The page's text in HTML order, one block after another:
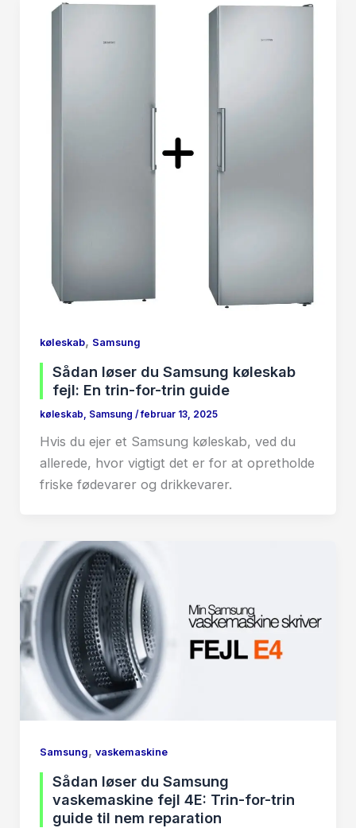
køleskab, Samsung
Sådan løser du Samsung køleskab
fejl: En trin-for-trin guide
køleskab, Samsung /februar 13, 2025
Hvis du ejer et Samsung køleskab, ved du
allerede, hvor vigtigt det er for at opretholde
friske fødevarer og drikkevarer.
Samsung, vaskemaskine
Sådan løser du Samsung
vaskemaskine fejl 4E: Trin-for-trin
guide til nem reparation